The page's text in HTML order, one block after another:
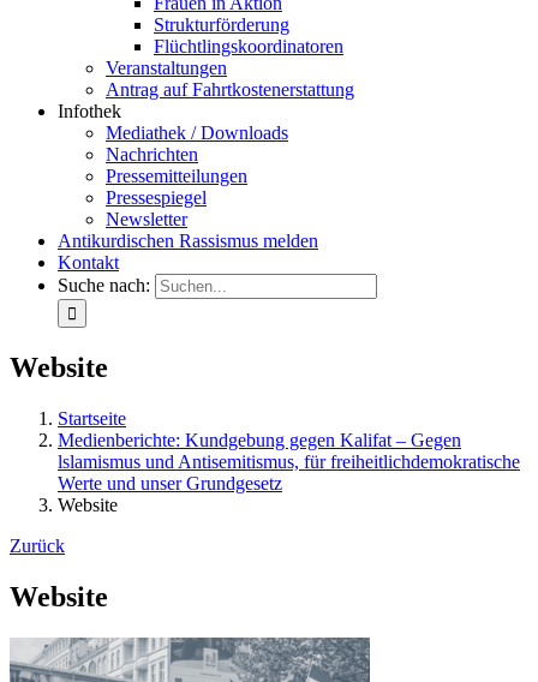
Strukturförderung
Flüchtlingskoordinatoren
Veranstaltungen
Antrag auf Fahrtkostenerstattung
Infothek
Mediathek / Downloads
Nachrichten
Pressemitteilungen
Pressespiegel
Newsletter
Antikurdischen Rassismus melden
Kontakt
Suche nach:
Website
Startseite
Medienberichte: Kundgebung gegen Kalifat – Gegen
lslamismus und Antisemitismus, für freiheitlich­demokratische
Werte und unser Grundgesetz
Website
Zurück
Website